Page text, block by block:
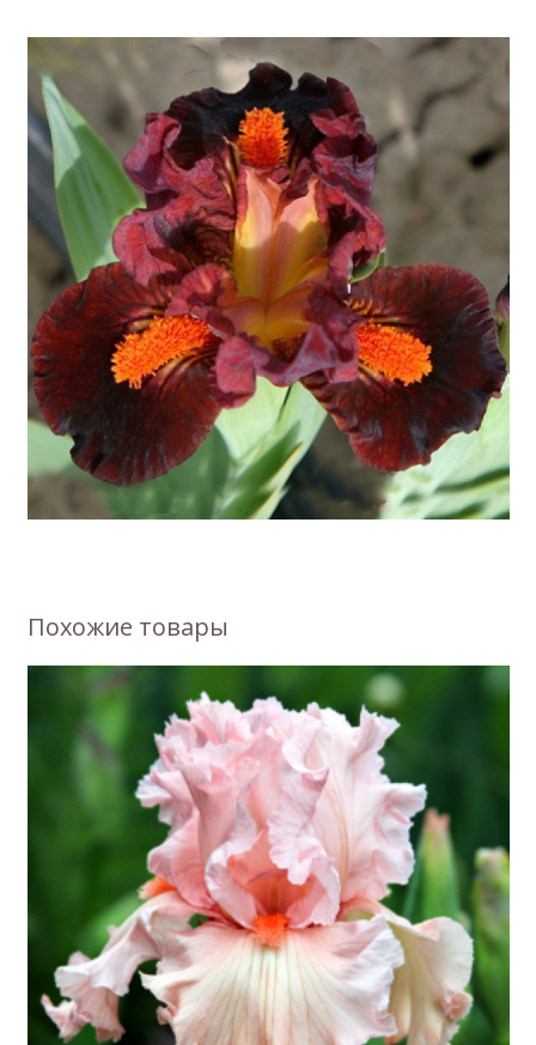
Похожие товары